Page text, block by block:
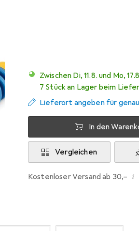
Zwischen Di, 11.8. und Mo,
7 Stück an Lager beim
Lieferort angeben für
In den
Vergleichen
Kostenloser Versand ab 30,– i